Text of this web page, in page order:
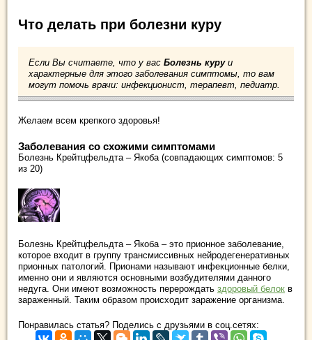
Что делать при болезни куру
Если Вы считаете, что у вас Болезнь куруи
характерные для этого заболевания симптомы, то вам
могут помочь врачи: инфекционист, терапевт, педиатр.
Желаем всем крепкого здоровья!
Заболевания со схожими симптомами
Болезнь Крейтцфельдта – Якоба (совпадающих симптомов: 5
из 20)
Болезнь Крейтцфельдта – Якоба ‒ это прионное заболевание,
которое входит в группу трансмиссивных нейродегенеративных
прионных патологий. Прионами называют инфекционные белки,
именно они и являются основными возбудителями данного
недуга. Они имеют возможность перерождать здоровый белок в
зараженный. Таким образом происходит заражение организма.
Понравилась статья? Поделись с друзьями в соц.сетях: